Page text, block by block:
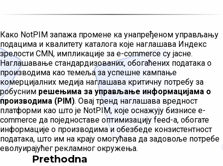
Како NotPIM запажа промене ка унапређеном управљању
подацима и квалитету каталога које наглашава Индекс
зрелости CMN, импликације за e-commerce су јасне.
Наглашавање стандардизованих, обогаћених података о
производима као темеља за успешне кампање
комерцијалних медија наглашава критичну потребу за
робусним решењима за управљање информацијама о
производима (PIM). Овај тренд наглашава вредност
платформи као што је NotPIM, које оснажују бизнисе e-
commerce да поједноставе оптимизацију feed-а, обогате
информације о производима и обезбеде конзистентност
података, што им на крају омогућава да задовоље потребе
еволуирајућег рекламног окружења.
Prethodna